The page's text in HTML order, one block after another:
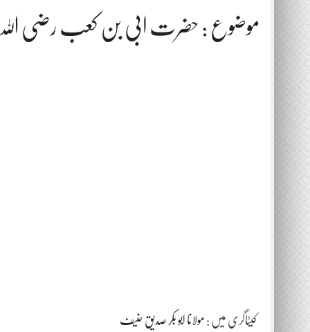
موضوع : حضرت ابی بن کعب رضی اللہ
کیٹاگری میں : مولانا ابو بکر صدیق حنیف